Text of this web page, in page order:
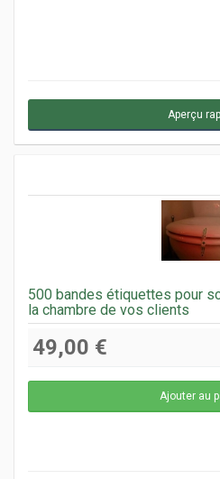
Aperçu
500 bandes étiquettes pour
la chambre de vos clients
49,00 €